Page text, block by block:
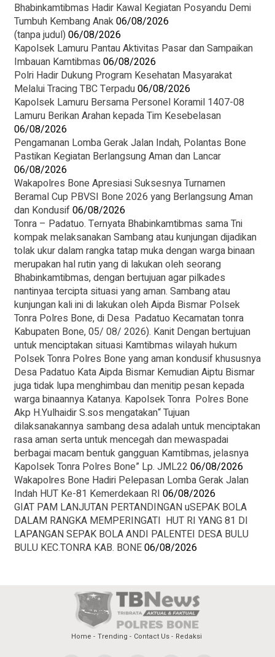
Bhabinkamtibmas Hadir Kawal Kegiatan Posyandu Demi
Tumbuh Kembang Anak06/08/2026
(tanpa judul) 06/08/2026
Kapolsek Lamuru Pantau Aktivitas Pasar dan Sampaikan
Imbauan Kamtibmas 06/08/2026
Polri Hadir Dukung Program Kesehatan Masyarakat
Melalui Tracing TBC Terpadu06/08/2026
Kapolsek Lamuru Bersama Personel Koramil 1407-08
Lamuru Berikan Arahan kepada Tim Kesebelasan
06/08/2026
Pengamanan Lomba Gerak Jalan Indah, Polantas Bone
Pastikan Kegiatan Berlangsung Aman dan Lancar
06/08/2026
Wakapolres Bone Apresiasi Suksesnya Turnamen
Beramal Cup PBVSI Bone 2026 yang Berlangsung Aman
dan Kondusif06/08/2026
Tonra – Padatuo. Ternyata Bhabinkamtibmas sama Tni
kompak melaksanakan Sambang atau kunjungan dijadikan
tolak ukur dalam rangka tatap muka dengan warga binaan
merupakan hal rutin yang di lakukan oleh seorang
Bhabinkamtibmas, dengan bertujuan agar pilkades
nantinyaa tercipta situasi yang aman. Sambang atau
kunjungan kali ini di lakukan oleh Aipda Bismar Polsek
Tonra Polres Bone, di Desa Padatuo Kecamatan tonra
Kabupaten Bone, 05/ 08/ 2026). Kanit Dengan bertujuan
untuk menciptakan situasi Kamtibmas wilayah hukum
Polsek Tonra Polres Bone yang aman kondusif khususnya
Desa Padatuo Kata Aipda Bismar Kemudian Aiptu Bismar
juga tidak lupa menghimbau dan menitip pesan kepada
warga binaannya Katanya. Kapolsek Tonra Polres Bone
Akp H.Yulhaidir S.sos mengatakan“ Tujuan
dilaksanakannya sambang desa adalah untuk menciptakan
rasa aman serta untuk mencegah dan mewaspadai
berbagai macam bentuk gangguan Kamtibmas, jelasnya
Kapolsek Tonra Polres Bone” Lp. JML22 06/08/2026
Wakapolres Bone Hadiri Pelepasan Lomba Gerak Jalan
Indah HUT Ke-81 Kemerdekaan RI 06/08/2026
GIAT PAM LANJUTAN PERTANDINGAN uSEPAK BOLA
DALAM RANGKA MEMPERINGATI HUT RI YANG 81 DI
LAPANGAN SEPAK BOLA ANDI PALENTEI DESA BULU
BULU KEC.TONRA KAB. BONE06/08/2026
Home Trending Contact Us Redaksi